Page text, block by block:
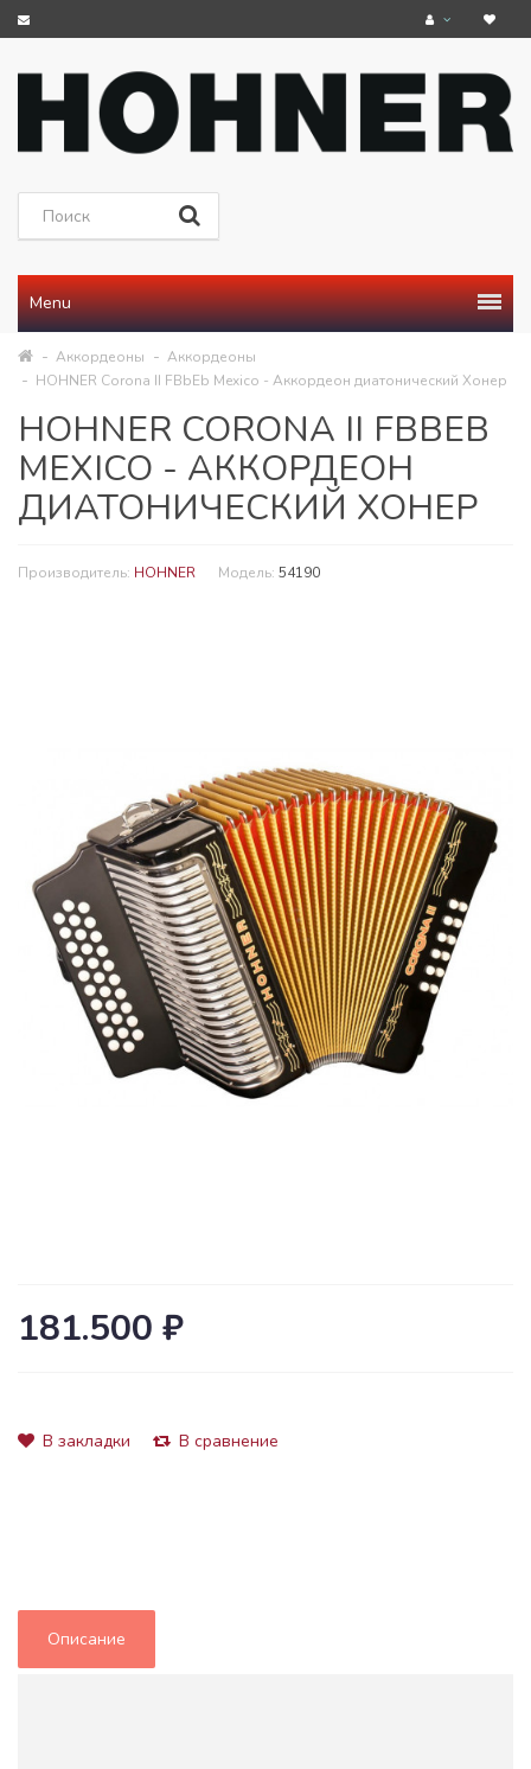
Menu
Аккордеоны
Аккордеоны
HOHNER Corona II FBbEb Mexico - Аккордеон диатонический Хонер
HOHNER CORONA II FBBEB
MEXICO - АККОРДЕОН
ДИАТОНИЧЕСКИЙ ХОНЕР
Производитель: HOHNER Модель: 54190
181.500 ₽
В закладки В сравнение
Описание